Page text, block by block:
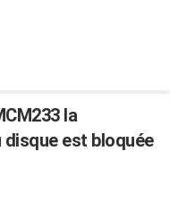
la
est bloquée